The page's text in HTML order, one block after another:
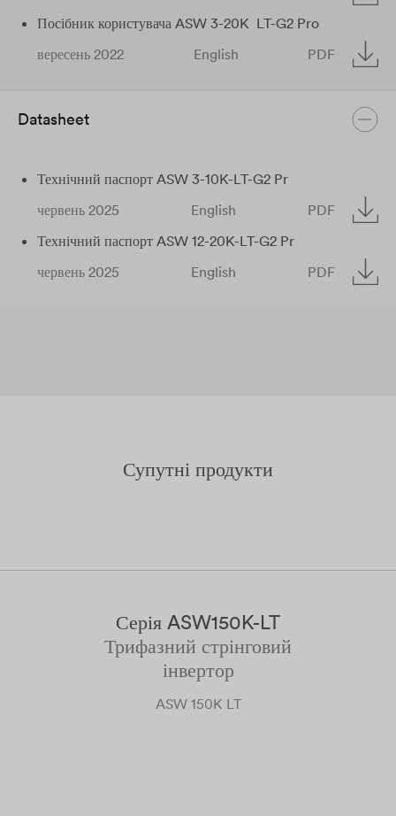
Посібник користувача ASW 3-20K ​ LT-G2 Pro
вересень 2022
English PDF
Datasheet
Технічний паспорт ASW 3-10K-LT-G2 Pr
червень 2025
English
PDF
Технічний паспорт ASW 12-20K-LT-G2 Pr
червень 2025
English PDF
Супутні продукти
Серія ASW150K-LT
Трифазний стрінговий
інвертор
ASW 150K LT